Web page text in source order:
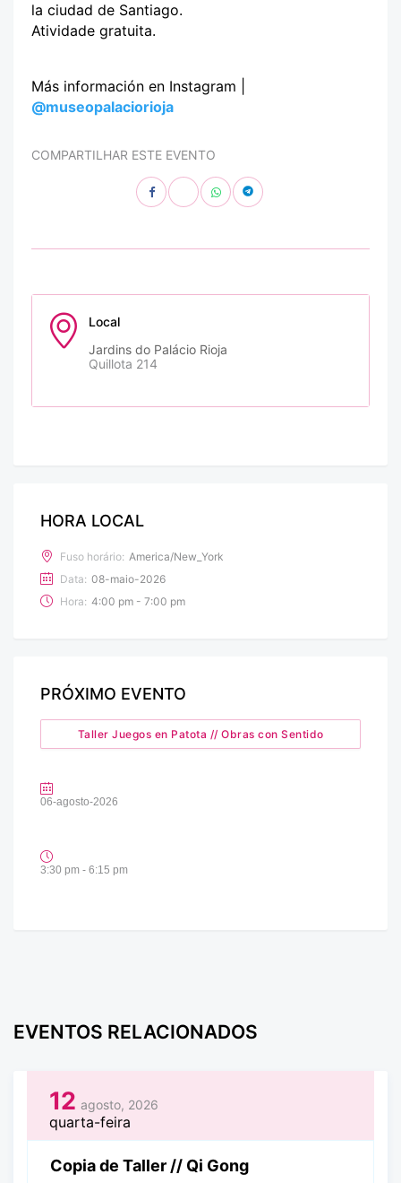
la ciudad de Santiago.
Atividade gratuita.
Más información en Instagram |
@museopalaciorioja
COMPARTILHAR ESTE EVENTO
Local
Jardins do Palácio Rioja
Quillota 214
HORA LOCAL
Fuso horário: America/New_York
Data: 08-maio-2026
Hora: 4:00 pm - 7:00 pm
PRÓXIMO EVENTO
Taller Juegos en Patota // Obras con Sentido
06-agosto-2026
3:30 pm - 6:15 pm
EVENTOS RELACIONADOS
12 agosto, 2026
quarta-feira
Copia de Taller // Qi Gong